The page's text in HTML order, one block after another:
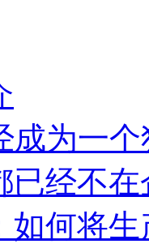
为一个
已经不
如何将